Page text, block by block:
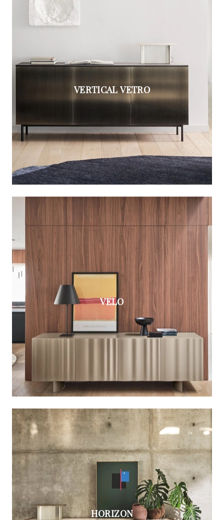
VERTICAL VETRO
VELO
HORIZON